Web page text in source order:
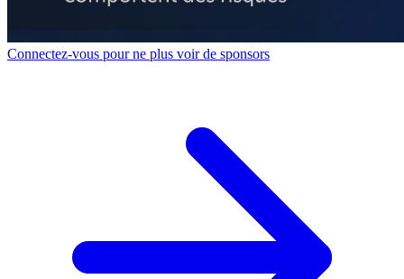
Connectez-vous pour ne plus voir de sponsors